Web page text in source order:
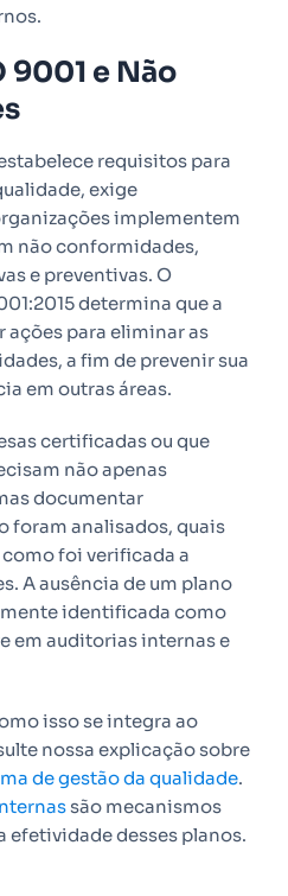
9001 e Não
requisitos para
exige
implementem
não conformidades,
e preventivas. O
determina que a
ações para eliminar as
a fim de prevenir sua
em outras áreas.
certificadas ou que
não apenas
documentar
foram analisados, quais
foi verificada a
A ausência de um plano
identificada como
em auditorias internas e
isso se integra ao
nossa explicação sobre
de gestão da qualidade.
são mecanismos
efetividade desses planos.